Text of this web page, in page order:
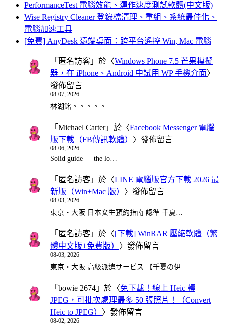
PerformanceTest 電腦效能、運作速度測試軟體(中文版)
Wise Registry Cleaner 登錄檔清理、重組、系統最佳化、
電腦加速工具
[免費] AnyDesk 遠端桌面：跨平台遙控 Win, Mac 電腦
「 匿名訪客 」於〈Windows Phone 7.5 芒果模擬
器，在 iPhone、Android 中試用 WP 手機介面〉
發佈留言
08-07, 2026
林湖銘。。。。。
「 Michael Carter」於〈Facebook Messenger 電腦
版下載（FB傳訊軟體） 〉發佈留言
08-06, 2026
Solid guide — the lo…
「 匿名訪客 」於〈LINE 電腦版官方下載 2026 最
新版（Win+Mac 版） 〉發佈留言
08-03, 2026
東京・大阪 日本女生預約指南 認準 千夏…
「 匿名訪客 」於〈[下載] WinRAR 壓縮軟體（繁
體中文版+免費版） 〉發佈留言
08-03, 2026
東京・大阪 高級派遣サービス 【千夏の伊…
「 bowie 2674 」於〈免下載！線上 Heic 轉
JPEG，可批次處理最多 50 張照片！（Convert
Heic to JPEG） 〉發佈留言
08-02, 2026